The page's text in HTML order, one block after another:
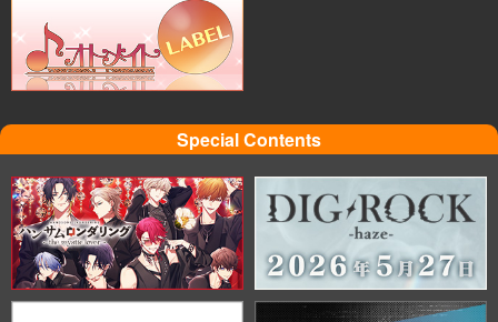
Special Contents